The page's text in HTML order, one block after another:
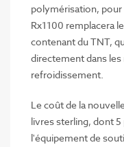
polymérisation, pour
Rx1100 remplacera
contenant du TNT,
directement dans
refroidissement.
Le coût de la
livres sterling, dont
l'équipement de